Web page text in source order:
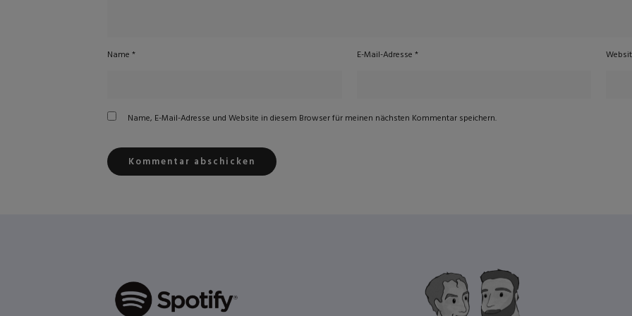
Name * E-Mail-Adresse *
Name, E-Mail-Adresse und Website in diesem Browser für meinen nächsten Kommentar speichern.